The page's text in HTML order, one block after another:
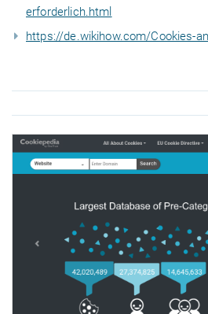
erforderlich.html
https://de.wikihow.com/Cookies-